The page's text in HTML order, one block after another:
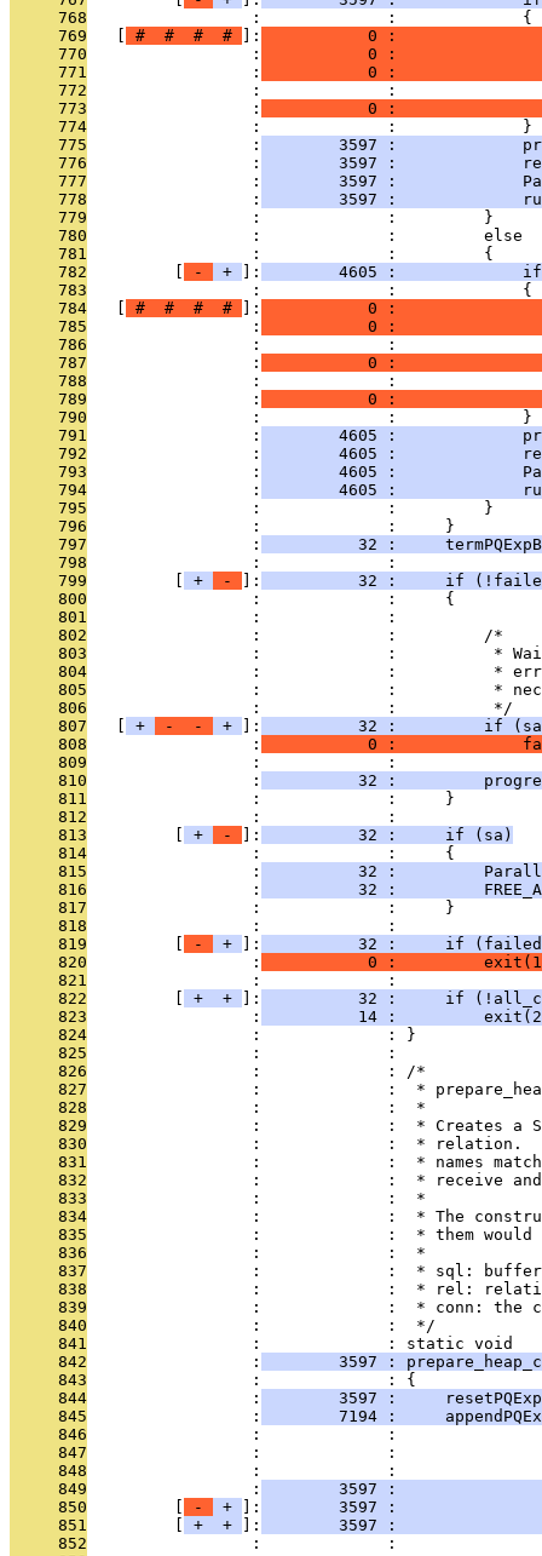
     768
                 :             :             {
     769
# # # # ]:
0 :
     770
                 :
0 :
     771
                 :
0 :
     772
:             :
     773
                 :
0 :
     774
                 :             :             }
     775
                 :
3597 :
     776
                 :
3597 :
     777
                 :
3597 :
     778
                 :
3597 :
     779
                 :             :         }
     780
                 :             :         else
     781
                 :             :         {
     782
- + ]:
4605 :
     783
                 :             :             {
     784
# # # # ]:
0 :
     785
                 :
0 :
     786
                 :             :
     787
                 :
0 :
     788
:             :
     789
                 :
0 :
     790
                 :             :             }
     791
                 :
4605 :
     792
                 :
4605 :
     793
                 :
4605 :
     794
                 :
4605 :
     795
                 :             :         }
     796
                 :             :     }
     797
                 :
32 :
     798
                 :             :
     799
+ - ]:
32 :     if
     800
                 :             :     {
     801
                 :             :
     802
                 :             :         /*
     803
:             :          *
     804
:             :          *
     805
:             :          *
     806
                 :             :          */
     807
+ - - + ]:
32 :         if
     808
                 :
0 :
     809
                 :             :
     810
                 :
32 :
     811
                 :             :     }
     812
                 :             :
     813
+ - ]:
          32 :     if (sa)
     814
                 :             :     {
     815
                 :
32 :
     816
                 :
32 :
     817
                 :             :     }
     818
                 :             :
     819
- + ]:
32 :     if
     820
                 :
0 :
     821
                 :             :
     822
+ + ]:
32 :     if
     823
                 :
14 :
     824
                 :             : }
     825
                 :             :
     826
                 :             : /*
     827
:             :  *
     828
                 :             :  *
     829
:             :  * Creates a
     830
:             :  * relation.
     831
:             :  * names
     832
:             :  * receive
     833
                 :             :  *
     834
:             :  * The
     835
:             :  * them
     836
                 :             :  *
     837
:             :  * sql:
     838
:             :  * rel:
     839
:             :  * conn: the
     840
                 :             :  */
     841
                 :             : static void
     842
                 :
3597 :
     843
                 :             : {
     844
                 :
3597 :
     845
                 :
7194 :
     846
:             :
     847
:             :
     848
:             :
     849
                 :
3597 :
     850
- + ]:
3597 :
     851
+ + ]:
3597 :
     852
:             :